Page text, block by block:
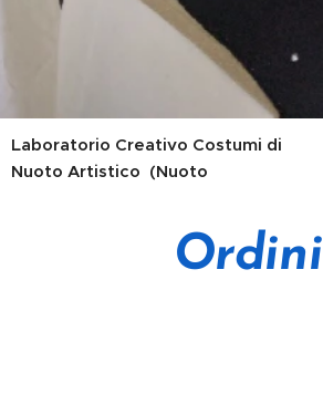
Laboratorio Creativo Costumi di
Nuoto Artistico (Nuoto
Ordini